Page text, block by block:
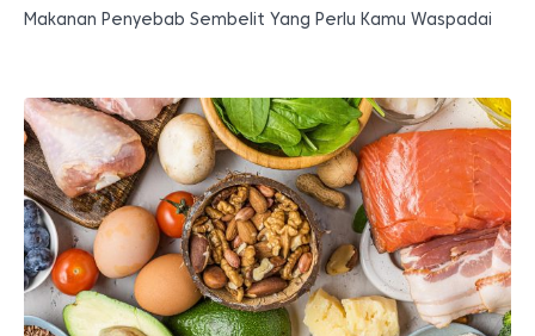
Makanan Penyebab Sembelit Yang Perlu Kamu Waspadai